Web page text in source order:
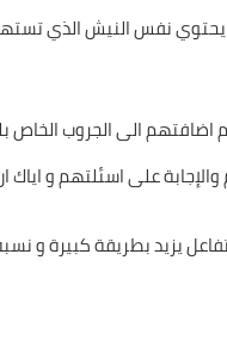
يحتوي نفس النيش الذي
اضافتهم الى الجروب الخاص
على اسئلتهم و اياك
ان الجروب يكبر بسرعة و التفاعل